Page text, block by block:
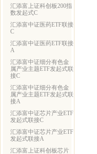
汇添富上证科创板200指
数发起式C
汇添富中证医药ETF联接
C
汇添富中证医药ETF联接
A
汇添富中证细分有色金
属产业主题ETF发起式联
接C
汇添富中证细分有色金
属产业主题ETF发起式联
接A
汇添富中证芯片产业ETF
发起式联接C
汇添富中证芯片产业ETF
发起式联接A
汇添富上证科创板芯片